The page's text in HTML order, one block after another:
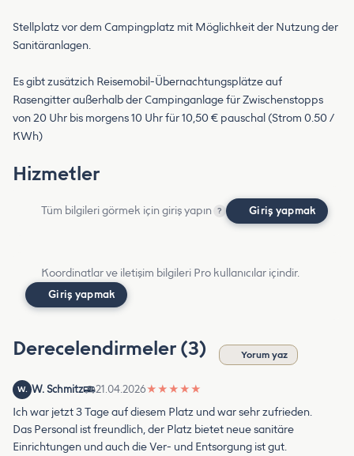
Stellplatz vor dem Campingplatz mit Möglichkeit der Nutzung der
Sanitäranlagen.
Es gibt zusätzich Reisemobil-Übernachtungsplätze auf
Rasengitter außerhalb der Campinganlage für Zwischenstopps
von 20 Uhr bis morgens 10 Uhr für 10,50 € pauschal (Strom 0.50 /
KWh)
Hizmetler
Tüm bilgileri görmek için giriş yapın ? Giriş yapmak
Koordinatlar ve iletişim bilgileri Pro kullanıcılar içindir.
Giriş yapmak
Derecelendirmeler (3) Yorum yaz
W. W. Schmitz 21.04.2026★ ★ ★ ★ ★
Ich war jetzt 3 Tage auf diesem Platz und war sehr zufrieden.
Das Personal ist freundlich, der Platz bietet neue sanitäre
Einrichtungen und auch die Ver- und Entsorgung ist gut.